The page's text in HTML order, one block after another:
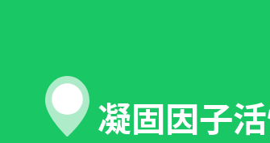
凝固因子